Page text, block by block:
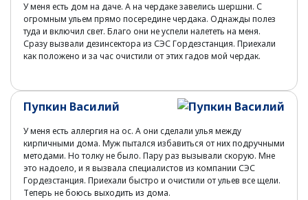
У меня есть дом на даче. А на чердаке завелись шершни. С
огромным ульем прямо посередине чердака. Однажды полез
туда и включил свет. Благо они не успели налететь на меня.
Сразу вызвали дезинсектора из СЭС Гордезстанция. Приехали
как положено и за час очистили от этих гадов мой чердак.
Пупкин Василий
У меня есть аллергия на ос. А они сделали улья между
кирпичными дома. Муж пытался избавиться от них подручными
методами. Но толку не было. Пару раз вызывали скорую. Мне
это надоело, и я вызвала специалистов из компании СЭС
Гордезстанция. Приехали быстро и очистили от ульев все щели.
Теперь не боюсь выходить из дома.